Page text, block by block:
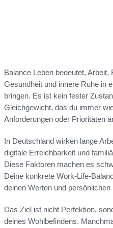
Balance Leben bedeutet,
Gesundheit und innere Ruhe in
bringen. Es ist kein fester
Gleichgewicht, das du immer
Anforderungen oder Prioritäten
In Deutschland wirken lange
digitale Erreichbarkeit und
Diese Faktoren machen es
Deine konkrete Work-Life-
deinen Werten und
Das Ziel ist nicht Perfektion,
deines Wohlbefindens.